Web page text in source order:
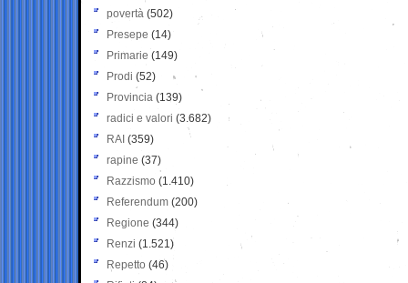
povertà (502)
Presepe (14)
Primarie (149)
Prodi (52)
Provincia (139)
radici e valori (3.682)
RAI (359)
rapine (37)
Razzismo (1.410)
Referendum (200)
Regione (344)
Renzi (1.521)
Repetto (46)